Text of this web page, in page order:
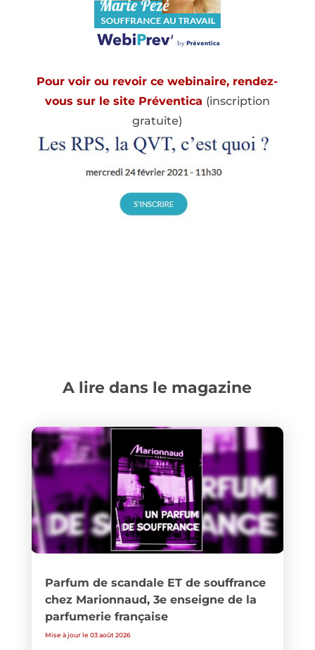
Pour voir ou revoir ce webinaire, rendez-
vous sur le site Préventica (inscription
gratuite)
A lire dans le magazine
Parfum de scandale ET de souffrance
chez Marionnaud, 3e enseigne de la
parfumerie française
Mise à jour le 03 août 2026